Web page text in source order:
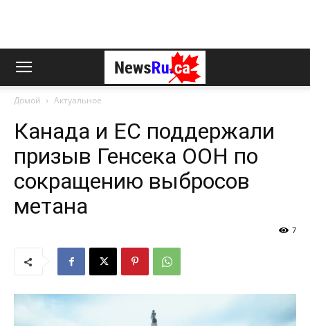
Домой Актуальное
Канада и ЕС поддержали
призыв Генсека ООН по
сокращению выбросов
метана
7